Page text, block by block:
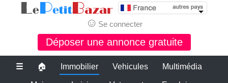
☺ Se connecter
Déposer une annonce gratuite
☰ 🏠 Immobilier Vehicules Multimédia